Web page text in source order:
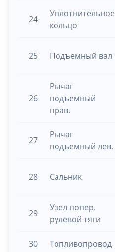
24
Уплотнительное
кольцо
25 Подъемный вал
26
Рычаг
подъемный
прав.
27
Рычаг
подъемный лев.
28 Сальник
29
Узел попер.
рулевой тяги
30 Топливопровод